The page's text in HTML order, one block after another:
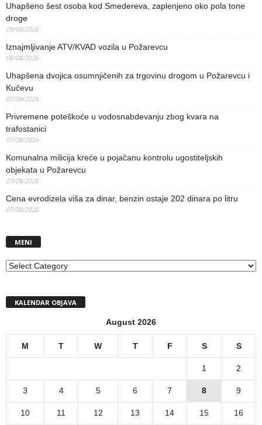
Uhapšeno šest osoba kod Smedereva, zaplenjeno oko pola tone
droge
08/08/2026
Iznajmljivanje ATV/KVAD vozila u Požarevcu
08/08/2026
Uhapšena dvojica osumnjičenih za trgovinu drogom u Požarevcu i
Kučevu
07/08/2026
Privremene poteškoće u vodosnabdevanju zbog kvara na
trafostanici
07/08/2026
Komunalna milicija kreće u pojačanu kontrolu ugostiteljskih
objekata u Požarevcu
07/08/2026
Cena evrodizela viša za dinar, benzin ostaje 202 dinara po litru
07/08/2026
MENI
MENI
KALENDAR OBJAVA
August 2026
M T W T F S S
1 2
3 4 5 6 7 8 9
10 11 12 13 14 15 16